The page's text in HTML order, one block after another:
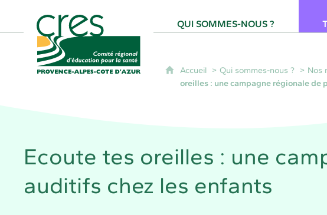
QUI SOMMES-NOUS ?
Accueil Qui sommes-nous ? Nos
oreilles : une campagne régionale de
Ecoute tes oreilles : une
auditifs chez les enfants